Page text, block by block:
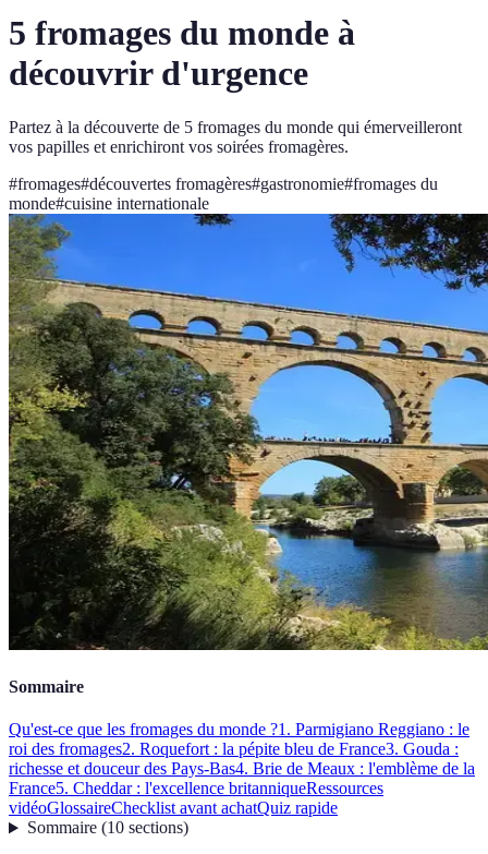
5 fromages du monde à
découvrir d'urgence
Partez à la découverte de 5 fromages du monde qui émerveilleront
vos papilles et enrichiront vos soirées fromagères.
#fromages#découvertes fromagères#gastronomie#fromages du
monde#cuisine internationale
Sommaire
Qu'est-ce que les fromages du monde ?1. Parmigiano Reggiano : le
roi des fromages2. Roquefort : la pépite bleu de France3. Gouda :
richesse et douceur des Pays-Bas4. Brie de Meaux : l'emblème de la
France5. Cheddar : l'excellence britanniqueRessources
vidéoGlossaireChecklist avant achatQuiz rapide
Sommaire(10 sections)